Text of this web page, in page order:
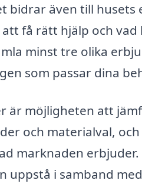
bidrar även till husets
få rätt hjälp och vad
minst tre olika
som passar dina
är möjligheten att
och materialval,
marknaden erbjuder.
uppstå i samband